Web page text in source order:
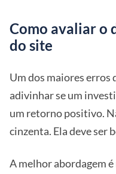
Como avaliar o
do site
Um dos maiores erros
adivinhar se um
um retorno positivo.
cinzenta. Ela deve ser
A melhor abordagem